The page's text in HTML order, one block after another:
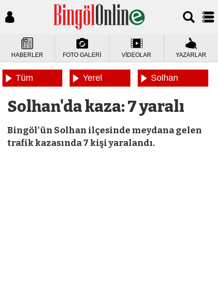
HABERLER FOTO GALERİ VİDEOLAR YAZARLAR
Tüm
Yerel
Solhan
Solhan'da kaza: 7 yaralı
Bingöl'ün Solhan ilçesinde meydana gelen
trafik kazasında 7 kişi yaralandı.